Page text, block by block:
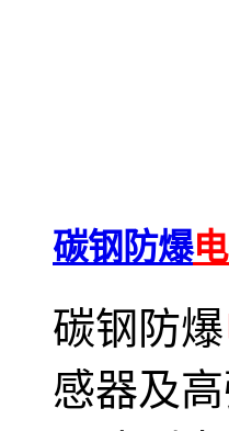
碳钢防爆
碳钢防爆
感器及